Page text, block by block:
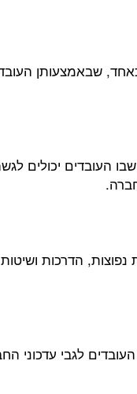
שבאמצעותן
שבו העובדים יכולים
הדרכות
לגבי עדכוני